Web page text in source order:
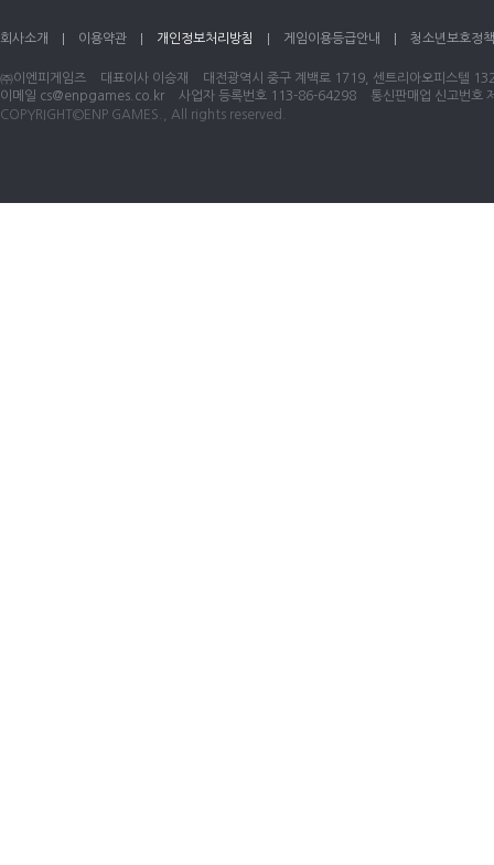
회사소개 이용약관 개인정보처리방침 게임이용등급안내 청소년보호정책
㈜이엔피게임즈 대표이사 이승재
대전광역시 중구 계백로 1719, 센트리아오피스텔
이메일 cs@enpgames.co.kr 사업자 등록번호 113-86-64298
통신판매업 신고번호
COPYRIGHT©ENP GAMES., All rights reserved.